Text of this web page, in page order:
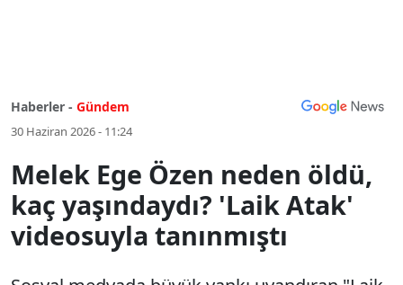
Haberler - Gündem
30 Haziran 2026 - 11:24
Melek Ege Özen neden öldü,
kaç yaşındaydı? 'Laik Atak'
videosuyla tanınmıştı